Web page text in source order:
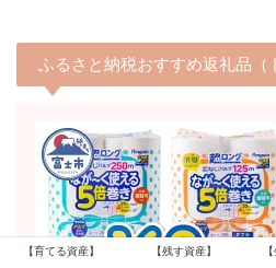
ふるさと納税おすすめ返礼品（
【育てる資産】 【残す資産】